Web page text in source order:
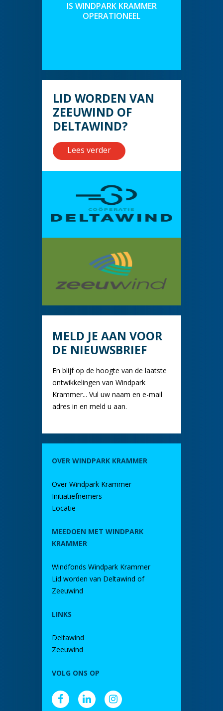
IS WINDPARK KRAMMER
OPERATIONEEL
LID WORDEN VAN
ZEEUWIND OF
DELTAWIND?
Lees verder
MELD JE AAN VOOR
DE NIEUWSBRIEF
En blijf op de hoogte van de laatste
ontwikkelingen van Windpark
Krammer... Vul uw naam en e-mail
adres in en meld u aan.
OVER WINDPARK KRAMMER
Over Windpark Krammer
Initiatiefnemers
Locatie
MEEDOEN MET WINDPARK
KRAMMER
Windfonds Windpark Krammer
Lid worden van Deltawind of
Zeeuwind
LINKS
Deltawind
Zeeuwind
VOLG ONS OP